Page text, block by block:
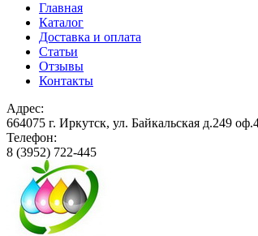
Главная
Каталог
Доставка и оплата
Статьи
Отзывы
Контакты
Адрес:
664075 г. Иркутск, ул. Байкальская д.249
Телефон:
8 (3952) 722-445